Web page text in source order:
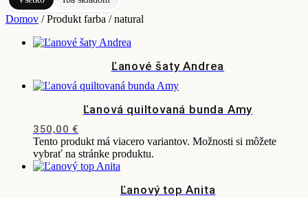
Domov / Produkt farba / natural
Ľanové šaty Andrea
Ľanová quiltovaná bunda Amy
350,00 €
Tento produkt má viacero variantov. Možnosti si môžete
vybrať na stránke produktu.
Ľanový top Anita